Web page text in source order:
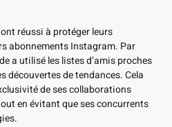
réussi à protéger leurs
abonnements Instagram. Par
a utilisé les listes d’amis proches
découvertes de tendances. Cela
de ses collaborations
en évitant que ses concurrents